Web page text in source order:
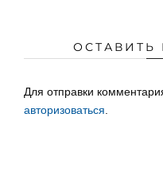
ОСТАВИТЬ
Для отправки
авторизоваться